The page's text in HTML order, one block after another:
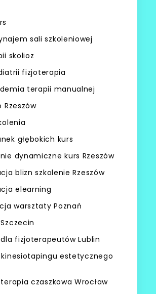
sali szkoleniowej
skolioz
fizjoterapia
terapii manualnej
Rzeszów
głębokich kurs
dynamiczne kurs Rzeszów
blizn szkolenie Rzeszów
elearning
warsztaty Poznań
fizjoterapeutów Lublin
kinesiotapingu estetycznego
czaszkowa Wrocław